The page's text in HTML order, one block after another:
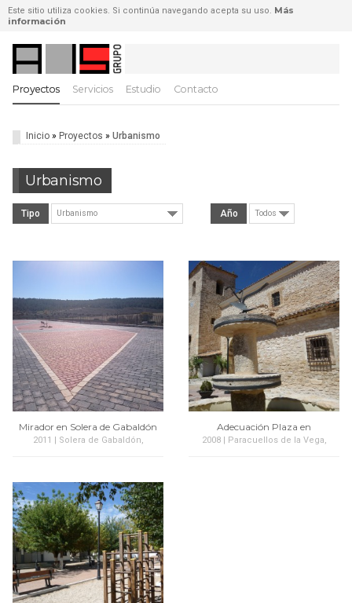
Este sitio utiliza cookies. Si continúa navegando acepta su uso. Más
información
Proyectos Servicios Estudio Contacto
Inicio » Proyectos » Urbanismo
Urbanismo
Tipo Año
Mirador en Solera de Gabaldón
2011 | Solera de Gabaldón,
Adecuación Plaza en
Paracuellos
2008 | Paracuellos de la Vega,